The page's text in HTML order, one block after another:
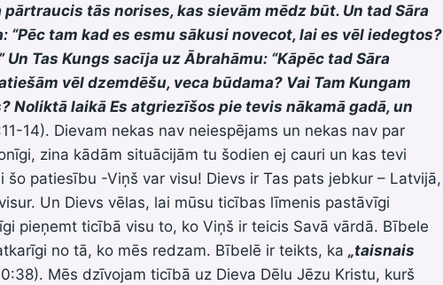
pārtraucis tās norises, kas sievām mēdz būt. Un tad Sāra
“Pēc tam kad es esmu sākusi novecot, lai es vēl iedegtos?
Un Tas Kungs sacīja uz Ābrahāmu: “Kāpēc tad Sāra
vēl dzemdēšu, veca būdama? Vai Tam Kungam
Noliktā laikā Es atgriezīšos pie tevis nākamā gadā, un
14). Dievam nekas nav neiespējams un nekas nav par
zina kādām situācijām tu šodien ej cauri un kas tevi
šo patiesību -Viņš var visu! Dievs ir Tas pats jebkur – Latvijā,
Un Dievs vēlas, lai mūsu ticības līmenis pastāvīgi
pieņemt ticībā visu to, ko Viņš ir teicis Savā vārdā. Bībele
no tā, ko mēs redzam. Bībelē ir teikts, ka „taisnais
Mēs dzīvojam ticībā uz Dieva Dēlu Jēzu Kristu, kurš